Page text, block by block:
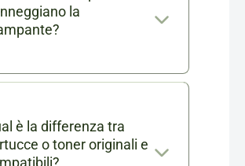
compatibili. Se ti
in chat o via mail a
il modello della tua
la
le nostre cartucce
per garantire le
prestazioni delle
è la differenza tra
o toner originali e